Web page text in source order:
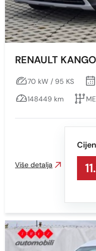
RENAULT
70 kW / 95 KS
148449 km
Više detalja